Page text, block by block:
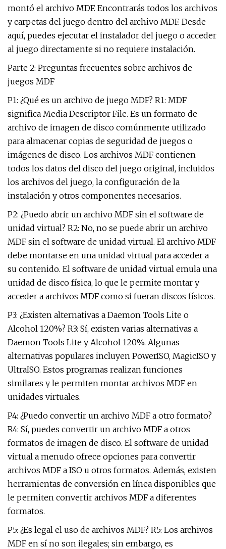
montó el archivo MDF. Encontrarás todos los archivos
y carpetas del juego dentro del archivo MDF. Desde
aquí, puedes ejecutar el instalador del juego o acceder
al juego directamente si no requiere instalación.
Parte 2: Preguntas frecuentes sobre archivos de
juegos MDF
P1: ¿Qué es un archivo de juego MDF? R1: MDF
significa Media Descriptor File. Es un formato de
archivo de imagen de disco comúnmente utilizado
para almacenar copias de seguridad de juegos o
imágenes de disco. Los archivos MDF contienen
todos los datos del disco del juego original, incluidos
los archivos del juego, la configuración de la
instalación y otros componentes necesarios.
P2: ¿Puedo abrir un archivo MDF sin el software de
unidad virtual? R2: No, no se puede abrir un archivo
MDF sin el software de unidad virtual. El archivo MDF
debe montarse en una unidad virtual para acceder a
su contenido. El software de unidad virtual emula una
unidad de disco física, lo que le permite montar y
acceder a archivos MDF como si fueran discos físicos.
P3: ¿Existen alternativas a Daemon Tools Lite o
Alcohol 120%? R3: Sí, existen varias alternativas a
Daemon Tools Lite y Alcohol 120%. Algunas
alternativas populares incluyen PowerISO, MagicISO y
UltraISO. Estos programas realizan funciones
similares y le permiten montar archivos MDF en
unidades virtuales.
P4: ¿Puedo convertir un archivo MDF a otro formato?
R4: Sí, puedes convertir un archivo MDF a otros
formatos de imagen de disco. El software de unidad
virtual a menudo ofrece opciones para convertir
archivos MDF a ISO u otros formatos. Además, existen
herramientas de conversión en línea disponibles que
le permiten convertir archivos MDF a diferentes
formatos.
P5: ¿Es legal el uso de archivos MDF? R5: Los archivos
MDF en sí no son ilegales; sin embargo, es